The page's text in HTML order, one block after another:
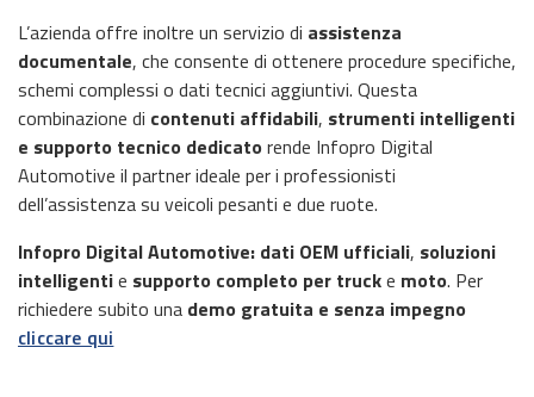
L’azienda offre inoltre un servizio di assistenza
documentale, che consente di ottenere procedure specifiche,
schemi complessi o dati tecnici aggiuntivi. Questa
combinazione di contenuti affidabili, strumenti intelligenti
e supporto tecnico dedicato rende Infopro Digital
Automotive il partner ideale per i professionisti
dell’assistenza su veicoli pesanti e due ruote.
Infopro Digital Automotive: dati OEM ufficiali, soluzioni
intelligentie supporto completo per trucke moto. Per
richiedere subito una demo gratuita e senza impegno
cliccare qui